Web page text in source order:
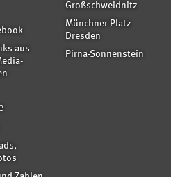
aus
Großschweidnitz
Münchner Platz
Dresden
Pirna-Sonnenstein